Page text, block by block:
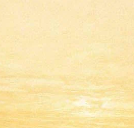
блокадников